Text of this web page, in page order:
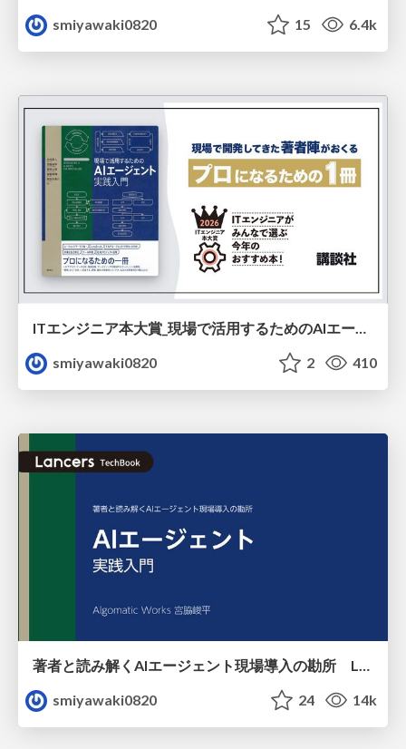
smiyawaki0820
15 6.4k
smiyawaki0820
2 410
著者と読み解くAIエージェント現場導入の勘所 Lancers TechBook#2
smiyawaki0820
24 14k